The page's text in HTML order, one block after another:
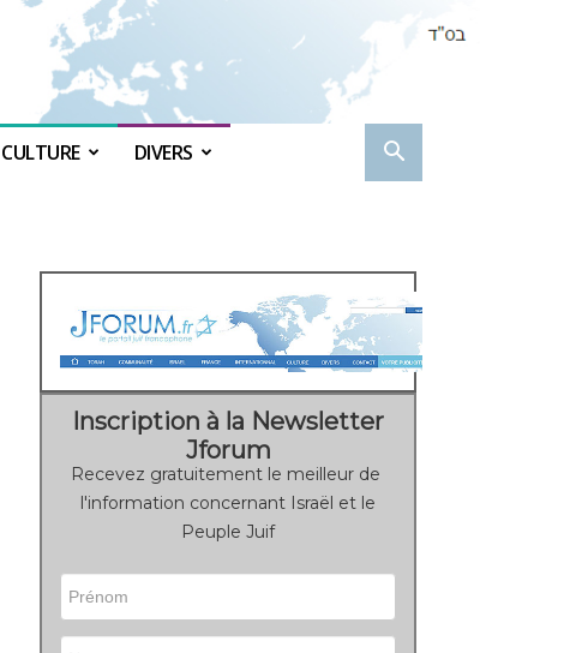
CULTURE DIVERS
Inscription à la Newsletter
Jforum
Recevez gratuitement le meilleur de
l'information concernant Israël et le
Peuple Juif